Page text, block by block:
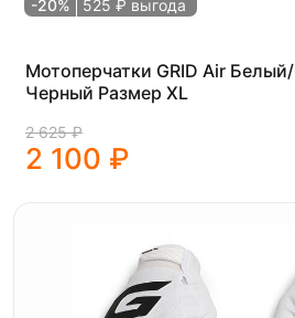
-20% 525 ₽ выгода
Мотоперчатки GRID Air Белый/
Черный Размер XL
2 625 ₽
2 100 ₽